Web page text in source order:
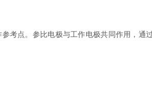
点。参比电极与工作电极共同作用，通